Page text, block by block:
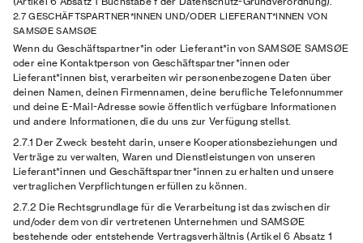
2.7 GESCHÄFTSPARTNER*INNEN UND/ODER LIEFERANT*INNEN VON
SAMSØE SAMSØE
Wenn du Geschäftspartner*in oder Lieferant*in von SAMSØE SAMSØE
oder eine Kontaktperson von Geschäftspartner*innen oder
Lieferant*innen bist, verarbeiten wir personenbezogene Daten über
deinen Namen, deinen Firmennamen, deine berufliche Telefonnummer
und deine E-Mail-Adresse sowie öffentlich verfügbare Informationen
und andere Informationen, die du uns zur Verfügung stellst.
2.7.1 Der Zweck besteht darin, unsere Kooperationsbeziehungen und
Verträge zu verwalten, Waren und Dienstleistungen von unseren
Lieferant*innen und Geschäftspartner*innen zu erhalten und unsere
vertraglichen Verpflichtungen erfüllen zu können.
2.7.2 Die Rechtsgrundlagefür die Verarbeitung ist das zwischen dir
und/oder dem von dir vertretenen Unternehmen und SAMSØE
bestehende oder entstehende Vertragsverhältnis (Artikel 6 Absatz 1